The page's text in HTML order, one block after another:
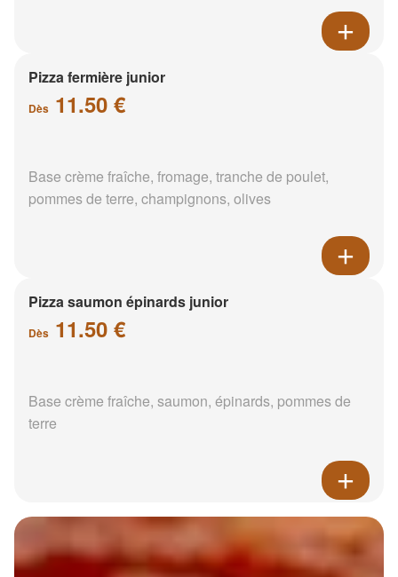
Pizza fermière junior
Dès 11.50 €
Base crème fraîche, fromage, tranche de poulet,
pommes de terre, champignons, olives
Pizza saumon épinards junior
Dès 11.50 €
Base crème fraîche, saumon, épinards, pommes de
terre